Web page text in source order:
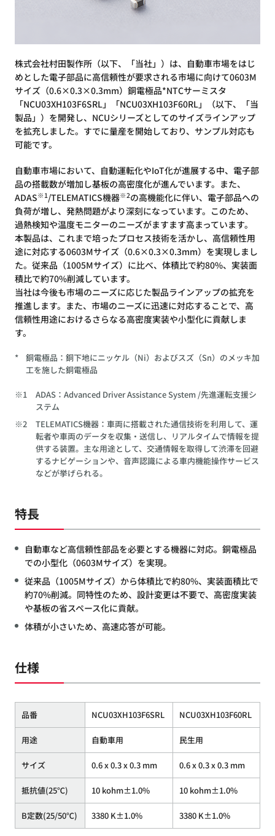
株式会社村田製作所（以下、「当社」）は、自動車市場をはじ
めとした電子部品に高信頼性が要求される市場に向けて0603M
サイズ（0.6×0.3×0.3mm）銅電極品*NTCサーミスタ
「NCU03XH103F6SRL」「NCU03XH103F60RL」（以下、「当
製品」）を開発し、NCUシリーズとしてのサイズラインアップ
を拡充しました。すでに量産を開始しており、サンプル対応も
可能です。
自動車市場において、自動運転化やIoT化が進展する中、電子部
品の搭載数が増加し基板の高密度化が進んでいます。また、
ADAS※1/TELEMATICS機器※2の高機能化に伴い、電子部品への
負荷が増し、発熱問題がより深刻になっています。このため、
過熱検知や温度モニターのニーズがますます高まっています。
本製品は、これまで培ったプロセス技術を活かし、高信頼性用
途に対応する0603Mサイズ（0.6×0.3×0.3mm）を実現しまし
た。従来品（1005Mサイズ）に比べ、体積比で約80%、実装面
積比で約70%削減しています。
当社は今後も市場のニーズに応じた製品ラインアップの拡充を
推進します。また、市場のニーズに迅速に対応することで、高
信頼性用途におけるさらなる高密度実装や小型化に貢献しま
す。
*
銅電極品：銅下地にニッケル（Ni）およびスズ（Sn）のメッキ加
工を施した銅電極品
※1
ADAS：Advanced Driver Assistance System /先進運転支援シ
ステム
※2
TELEMATICS機器：車両に搭載された通信技術を利用して、運
転者や車両のデータを収集・送信し、リアルタイムで情報を提
供する装置。主な用途として、交通情報を取得して渋滞を回避
するナビゲーションや、音声認識による車内機能操作サービス
などが挙げられる。
特長
自動車など高信頼性部品を必要とする機器に対応。銅電極品
での小型化（0603Mサイズ）を実現。
従来品（1005Mサイズ）から体積比で約80%、実装面積比で
約70%削減。同特性のため、設計変更は不要で、高密度実装
や基板の省スペース化に貢献。
体積が小さいため、高速応答が可能。
仕様
品番 NCU03XH103F6SRL NCU03XH103F60RL
用途 自動車用 民生用
サイズ 0.6 x 0.3 x 0.3 mm 0.6 x 0.3 x 0.3 mm
抵抗値(25℃) 10 kohm±1.0% 10 kohm±1.0%
B定数(25/50℃) 3380 K±1.0% 3380 K±1.0%